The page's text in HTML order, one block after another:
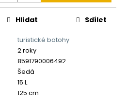
turistické batohy
2 roky
8591790006492
Šedá
15 L
125 cm
Hlídat Sdílet